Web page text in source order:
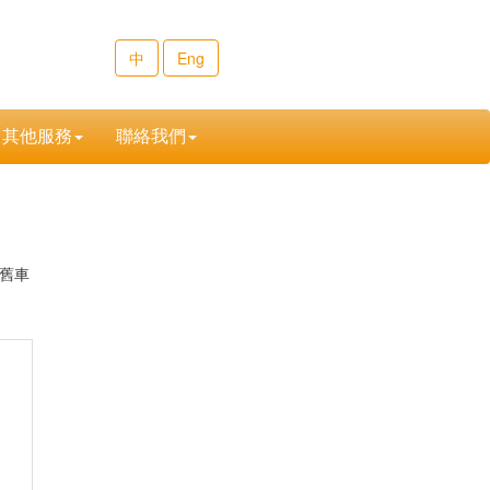
中 Eng
其他服務 聯絡我們
車